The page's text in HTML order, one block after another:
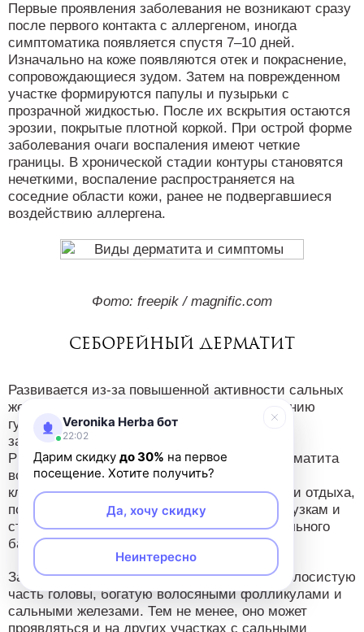
Первые проявления заболевания не возникают сразу
после первого контакта с аллергеном, иногда
симптоматика появляется спустя 7–10 дней.
Изначально на коже появляются отек и покраснение,
сопровождающиеся зудом. Затем на поврежденном
участке формируются папулы и пузырьки с
прозрачной жидкостью. После их вскрытия остаются
эрозии, покрытые плотной коркой. При острой форме
заболевания очаги воспаления имеют четкие
границы. В хронической стадии контуры становятся
нечеткими, воспаление распространяется на
соседние области кожи, ранее не подвергавшиеся
воздействию аллергена.
Фото: freepik / magnific.com
Себорейный дерматит
Развивается из-за повышенной активности сальных
желез, что приводит к избыточному выделению
густого кожного сала. Возбудителем данного
заболевания является липофильный грибок
Pityrosporum ovale. Чаще всего этот вид дерматита
встречается у людей, которые изменили
климатические условия в период работы или отдыха,
подвергаются регулярным физическим нагрузкам и
стрессам, а также при нарушениях гормонального
баланса в организме.
Заболевание преимущественно поражает волосистую
часть головы, богатую волосяными фолликулами и
сальными железами. Тем не менее, оно может
проявляться и на других участках с сальными
Veronika Herba бот
22:02
Дарим скидку до 30% на первое
посещение. Хотите получить?
Да, хочу скидку
Неинтересно